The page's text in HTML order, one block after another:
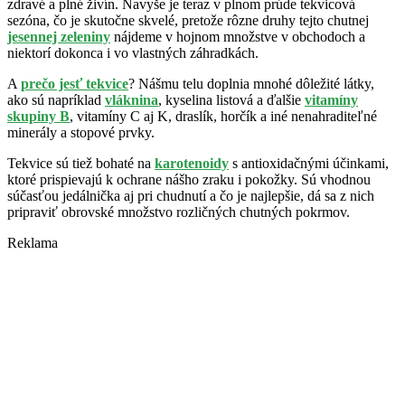
zdravé a plné živín. Navyše je teraz v plnom prúde tekvicová
sezóna, čo je skutočne skvelé, pretože rôzne druhy tejto chutnej
jesennej zeleniny nájdeme v hojnom množstve v obchodoch a
niektorí dokonca i vo vlastných záhradkách.
Aprečo jesť tekvice? Nášmu telu doplnia mnohé dôležité látky,
ako sú napríklad vláknina, kyselina listová a ďalšie vitamíny
skupiny B, vitamíny C aj K, draslík, horčík a iné nenahraditeľné
minerály a stopové prvky.
Tekvice sú tiež bohaté na karotenoidy s antioxidačnými účinkami,
ktoré prispievajú k ochrane nášho zraku i pokožky. Sú vhodnou
súčasťou jedálnička aj pri chudnutí a čo je najlepšie, dá sa z nich
pripraviť obrovské množstvo rozličných chutných pokrmov.
Reklama